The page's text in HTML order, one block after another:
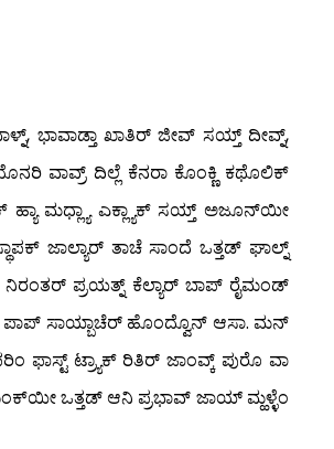
ಭಾವಾಡ್ತಾ ಖಾತಿರ್ ಜೀವ್ ಸಯ್ತ್ ದೀವ್ನ್,
ವಾವ್ರ್ ದಿಲ್ಲೆ ಕೆನರಾ ಕೊಂಕ್ಣಿ ಕಥೊಲಿಕ್
ಹ್ಯಾ ಮಧ್ಲ್ಯಾ ಎಕ್ಲ್ಯಾಕ್ ಸಯ್ತ್ ಅಜೂನ್‍ಯೀ
ಜಾಲ್ಯಾರ್ ತಾಚೆ ಸಾಂದೆ ಒತ್ತಡ್ ಘಾಲ್ನ್
ನಿರಂತರ್ ಪ್ರಯತ್ನ್ ಕೆಲ್ಯಾರ್ ಬಾಪ್ ರೈಮಂಡ್
ಪಾಪ್ ಸಾಯ್ಬಾಚೆರ್ ಹೊಂದ್ವೊನ್ ಆಸಾ. ಮನ್
ಫಾಸ್ಟ್ ಟ್ರ್ಯಾಕ್ ರಿತಿರ್ ಜಾಂವ್ಕ್ ಪುರೊ ವಾ
ಒತ್ತಡ್ ಆನಿ ಪ್ರಭಾವ್ ಜಾಯ್ ಮ್ಹಳ್ಳೆಂ